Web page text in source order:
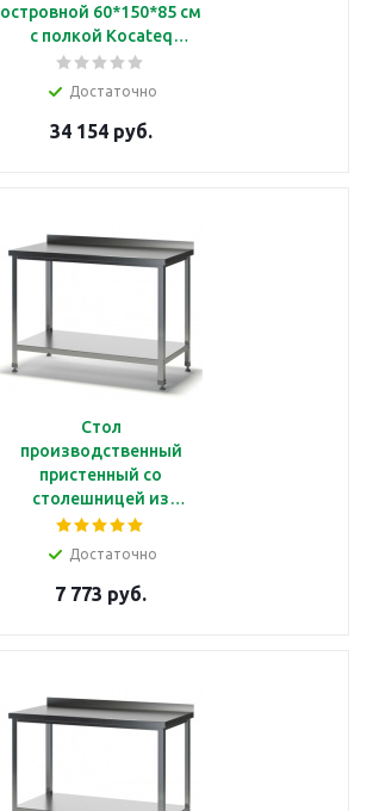
островной 60*150*85 см
с полкой Kocateq
SAT156
Достаточно
34 154 руб.
Стол
производственный
пристенный со
столешницей из
нерж.стали, 70*80*87
см, полка из оцинк.
АСРБ-08070-УОПО
Достаточно
7 773 руб.